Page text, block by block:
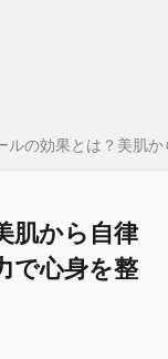
ルの効果とは？美肌
肌から自律
で心身を整